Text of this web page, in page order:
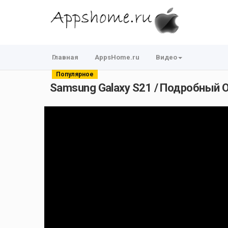
Главная AppsHome.ru Видео
Популярное
Samsung Galaxy S21 / Подробный